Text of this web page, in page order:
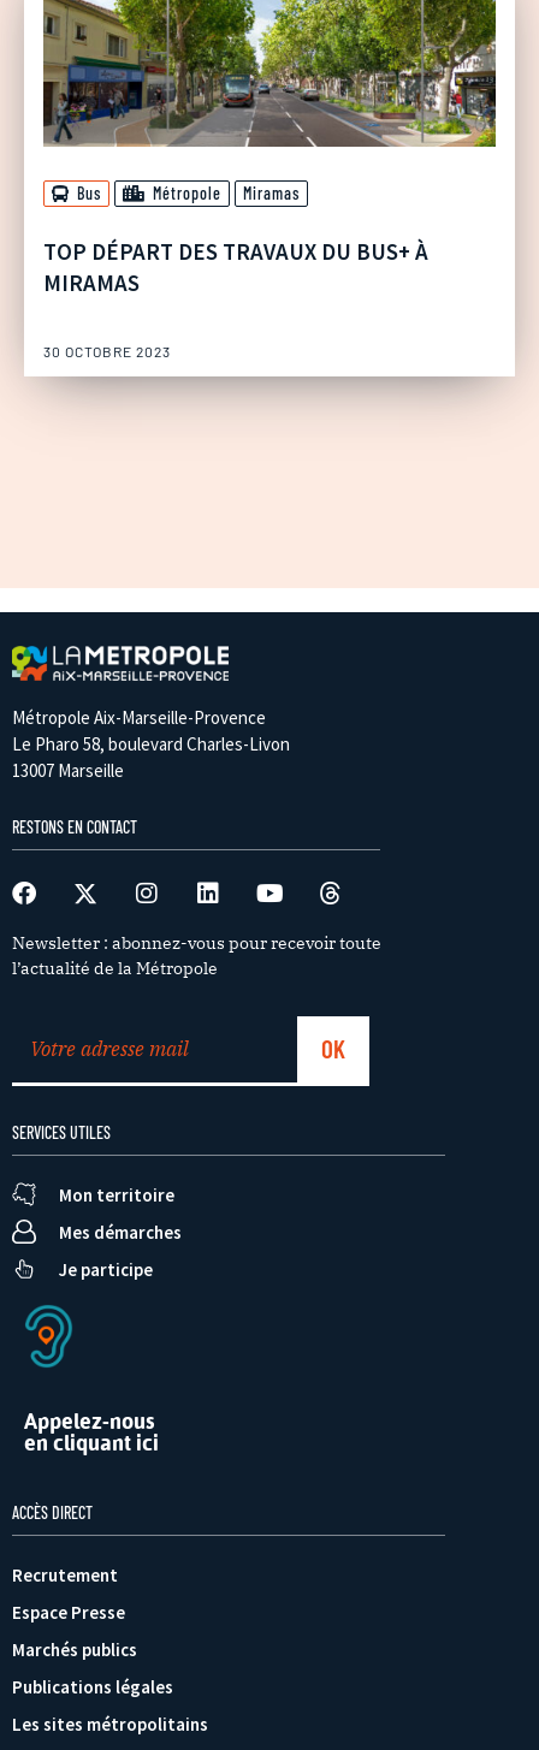
Bus Métropole Miramas
TOP DÉPART DES TRAVAUX DU BUS+ À
MIRAMAS
30 OCTOBRE 2023
Métropole Aix-Marseille-Provence
Le Pharo 58, boulevard Charles-Livon
13007 Marseille
RESTONS EN CONTACT
Newsletter : abonnez-vous pour recevoir toute
l’actualité de la Métropole
SERVICES UTILES
Mon territoire
Mes démarches
Je participe
Appelez-nous
en cliquant ici
ACCÈS DIRECT
Recrutement
Espace Presse
Marchés publics
Publications légales
Les sites métropolitains